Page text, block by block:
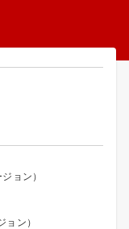
ョン）
ン）